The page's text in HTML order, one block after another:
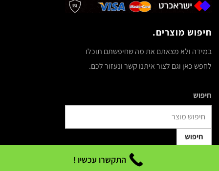
חיפוש מוצרים.
במידה ולא מצאתם את מה שחיפשתם תוכלו
לחפש כאן וגם לצור איתנו קשר ונעזור לכם.
חיפוש
חיפוש
התקשרו עכשיו !